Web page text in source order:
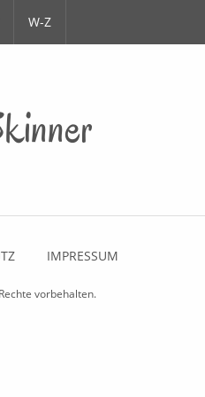
W-Z
IMPRESSUM
vorbehalten.